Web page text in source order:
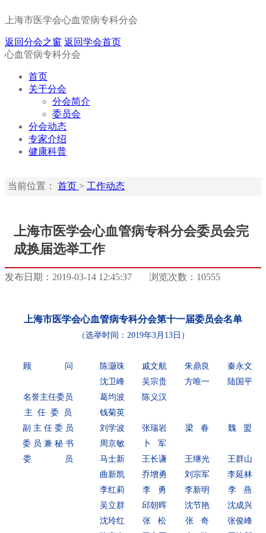
上海市医学会心血管病专科分会
返回分会之窗 返回学会首页
心血管病专科分会
首页
关于分会
分会简介
委员会
分会动态
专家介绍
健康科普
当前位置： 首页 > 工作动态
上海市医学会心血管病专科分会委员会完
成换届选举工作
发布日期：2019-03-14 12:45:37 浏览次数：10555
上海市医学会心血管病专科分会第十一届委员会名单
（选举时间：2019年3月13日）
顾 问 陈灏珠 戚文航 朱鼎良
秦永文
沈卫峰
吴宗贵 方唯一
陆国平
名誉主任委员
葛均波
陈义汉
主 任 委 员
钱菊英
副 主 任 委 员
刘学波 张瑞岩 梁 春
魏 盟
委 员 兼 秘 书
周京敏
卜 军
委 员
马士新 王长谦 王继光
王群山
曲新凯
乔增勇 刘宗军
李延林
李红莉
李 勇 李新明
李 燕
吴立群
邱朝晖 沈节艳
沈成兴
沈玲红
张 松 张 奇
张俊峰